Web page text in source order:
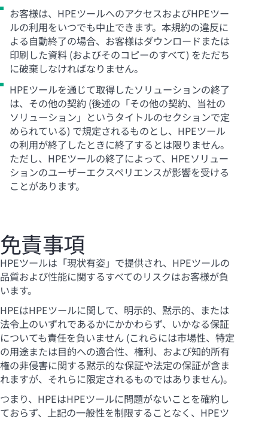
お客様は、HPEツールへのアクセスおよびHPEツー
ルの利用をいつでも中止できます。本規約の違反に
よる自動終了の場合、お客様はダウンロードまたは
印刷した資料 (およびそのコピーのすべて) をただち
に破棄しなければなりません。
HPEツールを通じて取得したソリューションの終了
は、その他の契約 (後述の「その他の契約、当社の
ソリューション」というタイトルのセクションで定
められている) で規定されるものとし、HPEツール
の利用が終了したときに終了するとは限りません。
ただし、HPEツールの終了によって、HPEソリュー
ションのユーザーエクスペリエンスが影響を受ける
ことがあります。
免責事項
HPEツールは「現状有姿」で提供され、HPEツールの
品質および性能に関するすべてのリスクはお客様が負
います。
HPEはHPEツールに関して、明示的、黙示的、または
法令上のいずれであるかにかかわらず、いかなる保証
についても責任を負いません (これらには市場性、特定
の用途または目的への適合性、権利、および知的所有
権の非侵害に関する黙示的な保証や法定の保証が含ま
れますが、それらに限定されるものではありません)。
つまり、HPEはHPEツールに問題がないことを確約し
ておらず、上記の一般性を制限することなく、HPEツ